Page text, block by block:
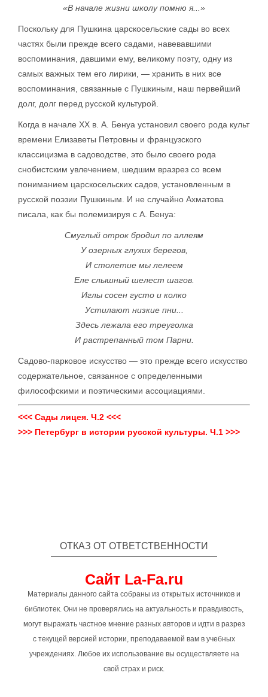
«В начале жизни школу помню я...»
Поскольку для Пушкина царскосельские сады во всех
частях были прежде всего садами, навевавшими
воспоминания, давшими ему, великому поэту, одну из
самых важных тем его лирики, — хранить в них все
воспоминания, связанные с Пушкиным, наш первейший
долг, долг перед русской культурой.
Когда в начале XX в. А. Бенуа установил своего рода культ
времени Елизаветы Петровны и французского
классицизма в садоводстве, это было своего рода
снобистским увлечением, шедшим вразрез со всем
пониманием царскосельских садов, установленным в
русской поэзии Пушкиным. И не случайно Ахматова
писала, как бы полемизируя с А. Бенуа:
Смуглый отрок бродил по аллеям
У озерных глухих берегов,
И столетие мы лелеем
Еле слышный шелест шагов.
Иглы сосен густо и колко
Устилают низкие пни...
Здесь лежала его треуголка
И растрепанный том Парни.
Садово-парковое искусство — это прежде всего искусство
содержательное, связанное с определенными
философскими и поэтическими ассоциациями.
<<< Сады лицея. Ч.2 <<<
>>> Петербург в истории русской культуры. Ч.1 >>>
ОТКАЗ ОТ ОТВЕТСТВЕННОСТИ
Сайт La-Fa.ru
Материалы данного сайта собраны из открытых источников и
библиотек. Они не проверялись на актуальность и правдивость,
могут выражать частное мнение разных авторов и идти в разрез
с текущей версией истории, преподаваемой вам в учебных
учреждениях. Любое их использование вы осуществляете на
свой страх и риск.